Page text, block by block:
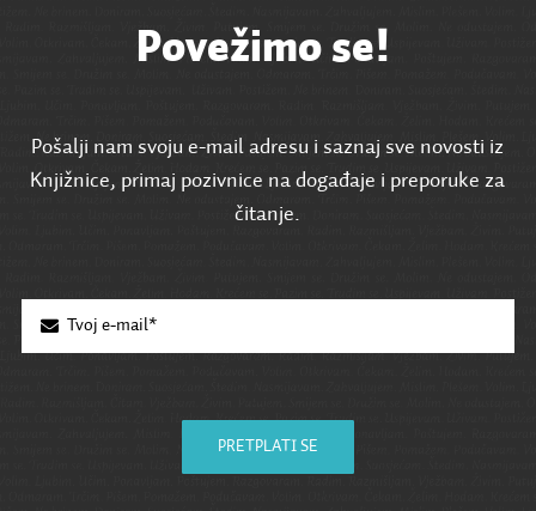
Povežimo se!
Pošalji nam svoju e-mail adresu i saznaj sve novosti iz
Knjižnice, primaj pozivnice na događaje i preporuke za
čitanje.
PRETPLATI SE